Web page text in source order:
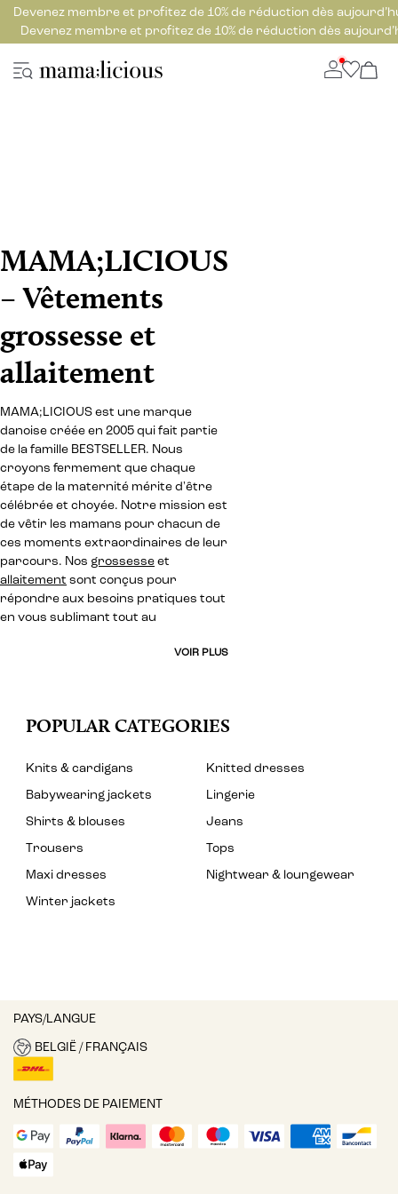
Devenez membre et profitez de 10% de réduction dès
Devenez membre et profitez de 10% de réduction dès
MAMA;LICIOUS
– Vêtements
grossesse et
allaitement
MAMA;LICIOUS est une marque
danoise créée en 2005 qui fait partie
de la famille BESTSELLER. Nous
croyons fermement que chaque
étape de la maternité mérite d'être
célébrée et choyée. Notre mission est
de vêtir les mamans pour chacun de
ces moments extraordinaires de leur
parcours. Nos grossesse et
allaitement sont conçus pour
répondre aux besoins pratiques tout
en vous sublimant tout au
VOIR PLUS
POPULAR CATEGORIES
Knits & cardigans
Knitted dresses
Babywearing jackets
Lingerie
Shirts & blouses
Jeans
Trousers
Tops
Maxi dresses
Nightwear & loungewear
Winter jackets
PAYS/LANGUE
BELGIË / FRANÇAIS
MÉTHODES DE PAIEMENT